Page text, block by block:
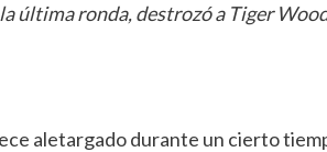
última ronda, destrozó a Tiger
aletargado durante un cierto